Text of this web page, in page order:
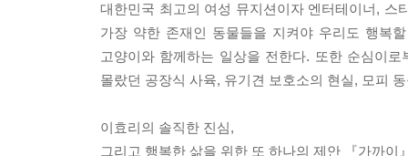
고, 평안한 날들이다.--- 일상을 풍요롭게 만드는 법
반송원 첫 방문 후 적어도 한 달에 한 번은 꼭 봉사
보면 금방 잊으니까. 특히 나처럼 기억력이 그리
기로 한 날은 가능한 다른 일 제쳐두고 보호소로
대한민국 최고의 여성 뮤지션이자 엔터테이너, 스
가장 약한 존재인 동물들을 지켜야 우리도 행복
고양이와 함께하는 일상을 전한다. 또한 순심이
몰랐던 공장식 사육, 유기견 보호소의 현실, 모피
이효리의 솔직한 진심,
그리고 행복한 삶을 위한 또 하나의 제안 『가까이